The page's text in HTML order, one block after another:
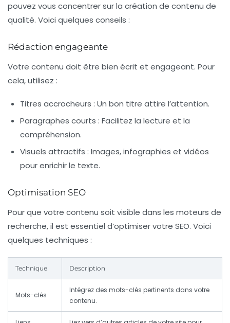
pouvez vous concentrer sur la création de contenu de
qualité. Voici quelques conseils :
Rédaction engageante
Votre contenu doit être bien écrit et engageant. Pour
cela, utilisez :
Titres accrocheurs : Un bon titre attire l’attention.
Paragraphes courts : Facilitez la lecture et la
compréhension.
Visuels attractifs : Images, infographies et vidéos
pour enrichir le texte.
Optimisation SEO
Pour que votre contenu soit visible dans les moteurs de
recherche, il est essentiel d’optimiser votre SEO. Voici
quelques techniques :
Technique Description
Mots-clés
Intégrez des mots-clés pertinents dans votre
contenu.